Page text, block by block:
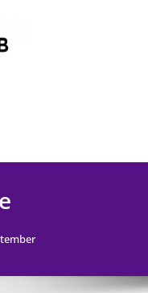
navigation